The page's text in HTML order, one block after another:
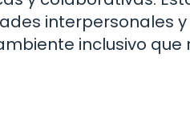
interpersonales y
inclusivo